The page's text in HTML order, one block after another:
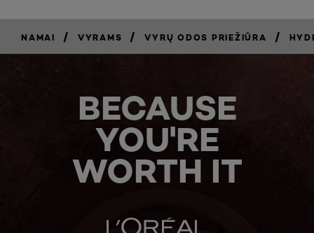
NAMAI / VYRAMS / VYRŲ ODOS PRIEŽIŪRA /
BECAUSE
YOU'RE
WORTH IT